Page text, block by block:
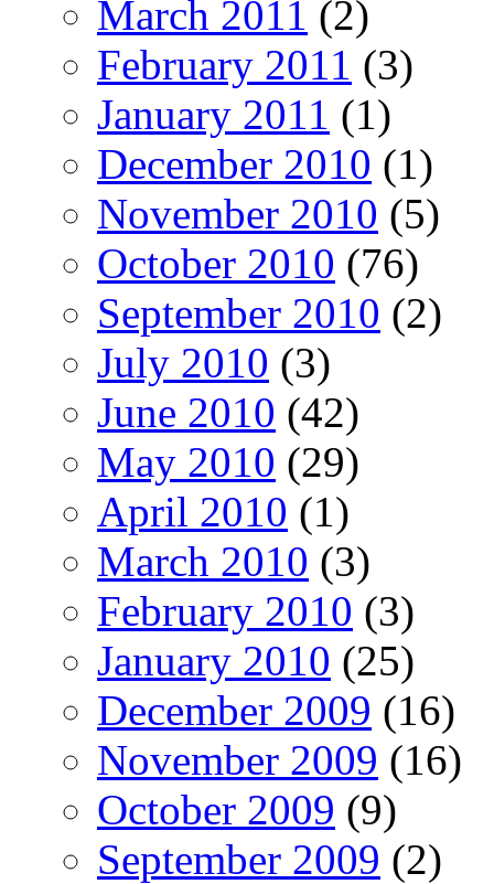
March 2011 (2)
February 2011 (3)
January 2011 (1)
December 2010 (1)
November 2010 (5)
October 2010 (76)
September 2010 (2)
July 2010 (3)
June 2010 (42)
May 2010 (29)
April 2010 (1)
March 2010 (3)
February 2010 (3)
January 2010 (25)
December 2009 (16)
November 2009 (16)
October 2009 (9)
September 2009 (2)